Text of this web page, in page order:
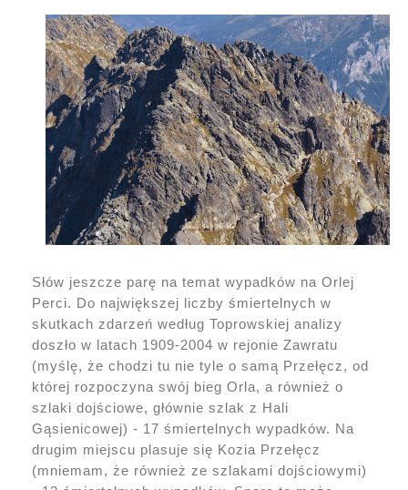
Słów jeszcze parę na temat wypadków na Orlej
Perci. Do największej liczby śmiertelnych w
skutkach zdarzeń według Toprowskiej analizy
doszło w latach 1909-2004 w rejonie Zawratu
(myślę, że chodzi tu nie tyle o samą Przełęcz, od
której rozpoczyna swój bieg Orla, a również o
szlaki dojściowe, głównie szlak z Hali
Gąsienicowej) - 17 śmiertelnych wypadków. Na
drugim miejscu plasuje się Kozia Przełęcz
(mniemam, że również ze szlakami dojściowymi)